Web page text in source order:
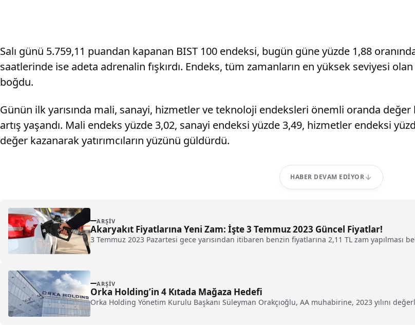
Salı günü 5.759,11 puandan kapanan BIST 100 endeksi, bugün güne yüzde 1,88
saatlerinde ise adeta adrenalin fışkırdı. Endeks, tüm zamanların en yüksek seviyesi
boğdu.
Günün ilk yarısında mali, sanayi, hizmetler ve teknoloji endeksleri önemli oranda
artış yaşandı. Mali endeks yüzde 3,02, sanayi endeksi yüzde 3,49, hizmetler endeksi
değer kazanarak yatırımcıların yüzünü güldürdü.
HABER DEVAM EDIYOR
ARŞIV
Akaryakıt Fiyatlarına Yeni Zam: İşte 3 Temmuz 2023 Güncel Fiyatlar!
3 Temmuz 2023 Pazartesi gece yarısından itibaren benzin fiyatlarına 2,11 TL zam yapılması
ARŞIV
Orka Holding’in 4 Kıtada Mağaza Hedefi
Orka Holding Yönetim Kurulu Başkanı Süleyman Orakçıoğlu, AA muhabirine, 2023 yılını